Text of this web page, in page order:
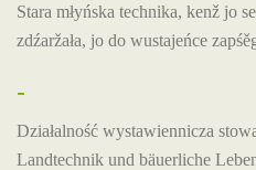
Stara młyńska technika, kenž jo
zdźaržała, jo do wustajeńce
-
Działalność wystawiennicza
Landtechnik und bäuerliche